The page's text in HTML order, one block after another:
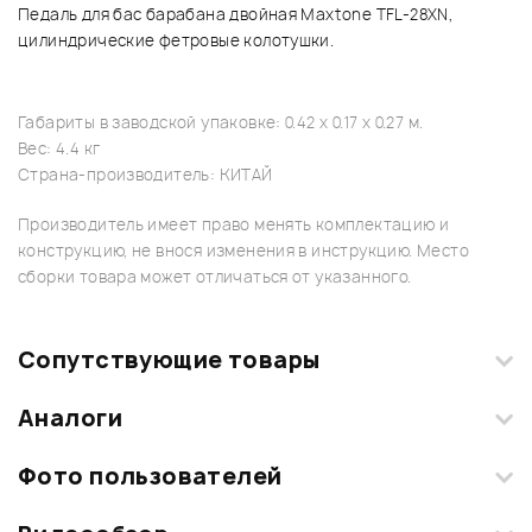
Педаль для бас барабана двойная Maxtone TFL-28XN,
цилиндрические фетровые колотушки.
Габариты в заводской упаковке: 0.42 x 0.17 x 0.27 м.
Вес: 4.4 кг
Страна-производитель: КИТАЙ
Производитель имеет право менять комплектацию и
конструкцию, не внося изменения в инструкцию. Место
сборки товара может отличаться от указанного.
Сопутствующие товары
Аналоги
Фото пользователей